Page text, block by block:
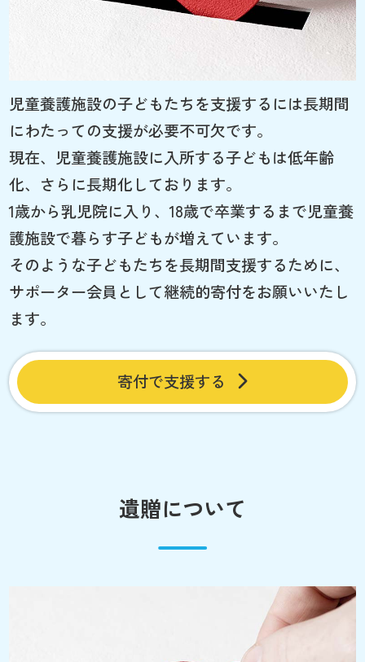
児童養護施設の子どもたちを支援するには長期間
にわたっての支援が必要不可欠です。
現在、児童養護施設に入所する子どもは低年齢
化、さらに長期化しております。
1歳から乳児院に入り、18歳で卒業するまで児童養
護施設で暮らす子どもが増えています。
そのような子どもたちを長期間支援するために、
サポーター会員として継続的寄付をお願いいたし
ます。
寄付で支援する
遺贈について